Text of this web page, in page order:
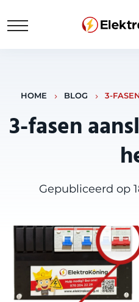
HOME BLOG 3-
3-fasen
Gepubliceerd op